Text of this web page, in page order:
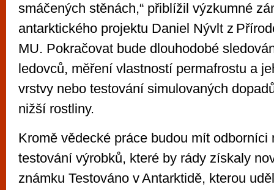
smáčených stěnách,“ přiblížil výzkumné
antarktického projektu Daniel Nývlt z
MU. Pokračovat bude dlouhodobé
ledovců, měření vlastností permafrostu a
vrstvy nebo testování simulovaných
nižší rostliny.
Kromě vědecké práce budou mít odborníci
testování výrobků, které by rády získaly
známku Testováno v Antarktidě, kterou